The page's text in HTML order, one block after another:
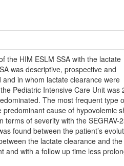
the HIM ESLM SSA with the lactate
was descriptive, prospective and
in whom lactate clearance were
Pediatric Intensive Care Unit was
The most frequent type
cause of hypovolemic
of severity with the SEGRAV-
found between the patient’s
the lactate clearance and the
and with a follow up time less